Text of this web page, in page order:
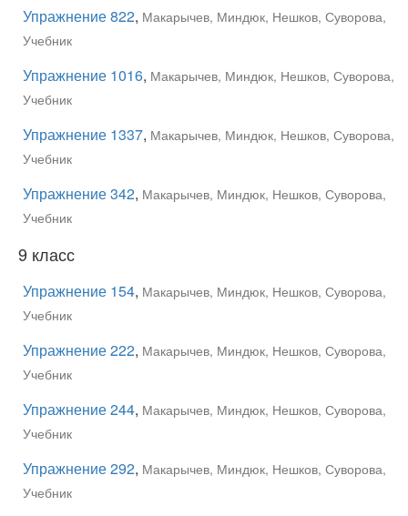
Упражнение 822, Макарычев, Миндюк, Нешков, Суворова,
Учебник
Упражнение 1016, Макарычев, Миндюк, Нешков, Суворова,
Учебник
Упражнение 1337, Макарычев, Миндюк, Нешков, Суворова,
Учебник
Упражнение 342, Макарычев, Миндюк, Нешков, Суворова,
Учебник
9 класс
Упражнение 154, Макарычев, Миндюк, Нешков, Суворова,
Учебник
Упражнение 222, Макарычев, Миндюк, Нешков, Суворова,
Учебник
Упражнение 244, Макарычев, Миндюк, Нешков, Суворова,
Учебник
Упражнение 292, Макарычев, Миндюк, Нешков, Суворова,
Учебник